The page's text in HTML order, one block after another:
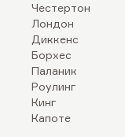
Честертон
Лондон
Диккенс
Борхес
Паланик
Роулинг
Кинг
Капоте